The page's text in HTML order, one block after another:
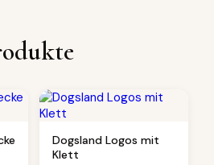
Dogsland Logos mit
Klett